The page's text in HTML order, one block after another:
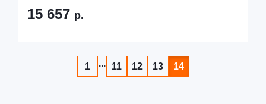
15 657 р.
1 ... 11 12 13 14